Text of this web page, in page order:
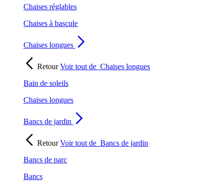
Chaises réglables
Chaises à bascule
Chaises longues
RetourVoir tout de Chaises longues
Bain de soleils
Chaises longues
Bancs de jardin
RetourVoir tout de Bancs de jardin
Bancs de parc
Bancs